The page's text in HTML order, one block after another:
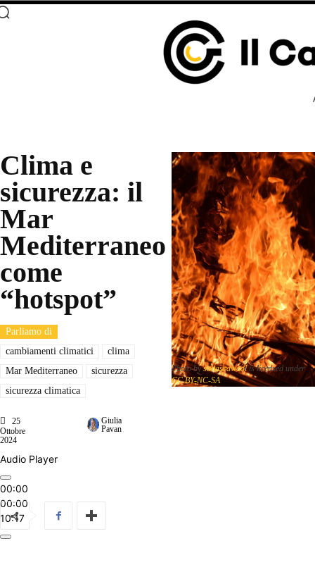
Clima e
sicurezza: il
Mar
Mediterraneo
come
“hotspot”
Parliamo di
cambiamenti climatici
clima
Mar Mediterraneo
sicurezza
sicurezza climatica
25
Ottobre
2024
Giulia
Pavan
Audio Player
00:00
00:00
10:17
Photo bysuhasrawoolis licensed under
CC BY-NC-SA